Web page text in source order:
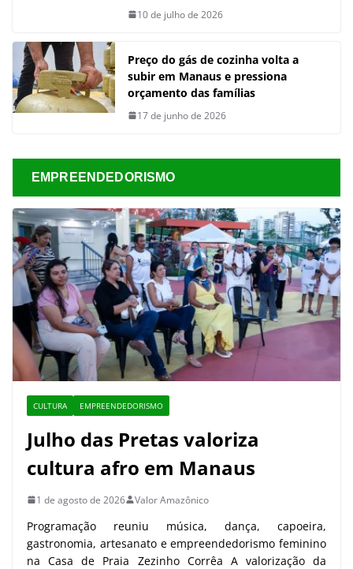
10 de julho de 2026
Preço do gás de cozinha volta a
subir em Manaus e pressiona
orçamento das famílias
17 de junho de 2026
EMPREENDEDORISMO
CULTURA EMPREENDEDORISMO
Julho das Pretas valoriza
cultura afro em Manaus
1 de agosto de 2026 Valor Amazônico
Programação reuniu música, dança, capoeira,
gastronomia, artesanato e empreendedorismo feminino
na Casa de Praia Zezinho Corrêa A valorização da